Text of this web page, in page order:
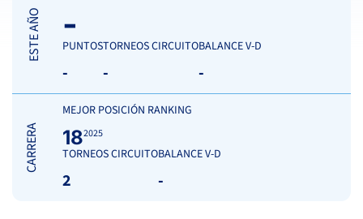
ESTE AÑO -
PUNTOS
-
TORNEOS CIRCUITO
-
BALANCE V-D
-
CARRERA
MEJOR POSICIÓN RANKING
182025
TORNEOS CIRCUITO
2
BALANCE V-D
-